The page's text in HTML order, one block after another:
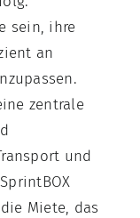
sein, ihre
an
zentrale
und
Miete, das